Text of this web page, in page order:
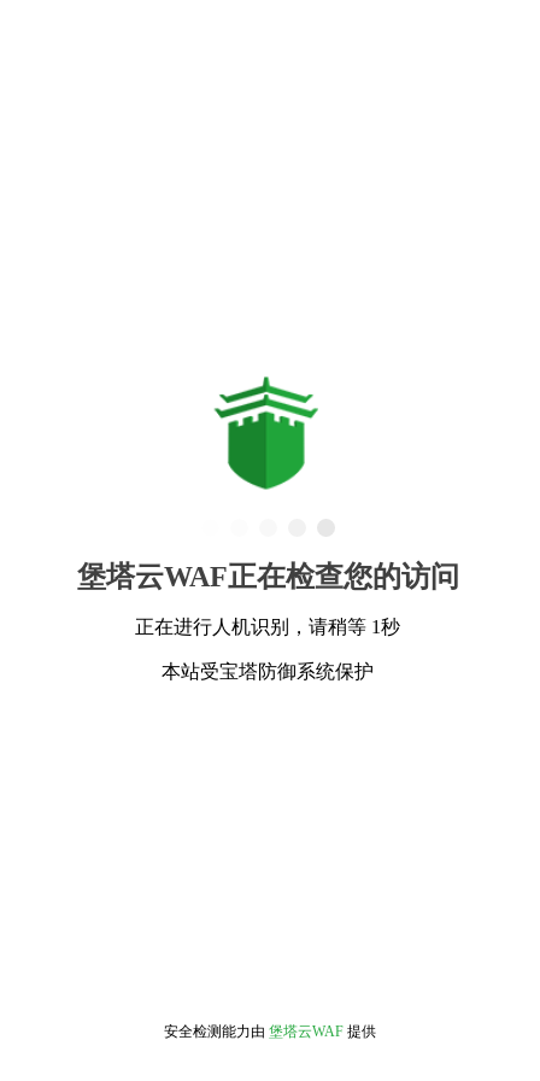
堡塔云WAF正在检查您的访问
正在进行人机识别，请稍等 1秒
本站受宝塔防御系统保护
安全检测能力由 堡塔云WAF 提供